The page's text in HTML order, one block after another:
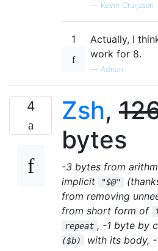
— Kevin Cruijssen
1 Actually, I
work for 8.
— Adnan
4 Zsh,
bytes
-3 bytes from
implicit
"$@"
from removing
from short form of
repeat , -1 byte by
($b)
with its body,